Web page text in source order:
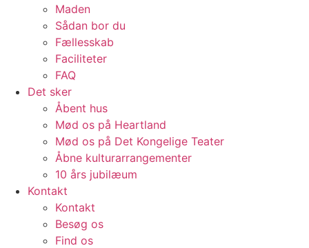
Maden
Sådan bor du
Fællesskab
Faciliteter
FAQ
Det sker
Åbent hus
Mød os på Heartland
Mød os på Det Kongelige Teater
Åbne kulturarrangementer
10 års jubilæum
Kontakt
Kontakt
Besøg os
Find os